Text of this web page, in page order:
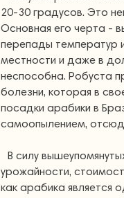
20-30 градусов. Это
Основная его черта -
перепады температур
местности и даже в
неспособна. Робуста
болезни, которая в
посадки арабики в
самоопылением,
В силу
урожайности,
как арабика является